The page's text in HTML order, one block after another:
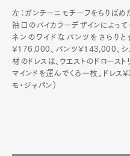
左：ガンチーニモチーフをちりばめ
袖口のバイカラーデザインによっ
ネンのワイドなパンツをさらり
¥176,000、パンツ¥143,000、
材のドレスは、ウエストのドロース
マインドを運んでくる一枚。ドレ
モ・ジャパン）